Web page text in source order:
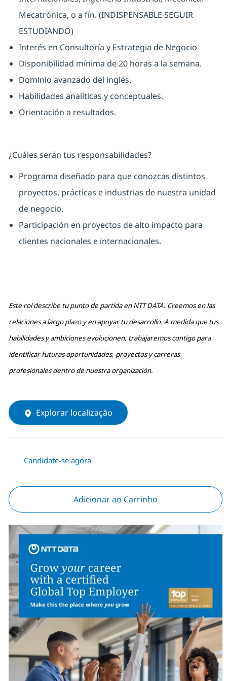
Mecatrónica, o a fín. (INDISPENSABLE SEGUIR
ESTUDIANDO)
Interés en Consultoría y Estrategia de Negocio
Disponibilidad mínima de 20 horas a la semana.
Dominio avanzado del inglés.
Habilidades analíticas y conceptuales.
Orientación a resultados.
¿Cuáles serán tus responsabilidades?
Programa diseñado para que conozcas distintos
proyectos, prácticas e industrias de nuestra unidad
de negocio.
Participación en proyectos de alto impacto para
clientes nacionales e internacionales.
Este rol describe tu punto de partida en NTT DATA. Creemos en las
relaciones a largo plazo y en apoyar tu desarrollo. A medida que tus
habilidades y ambiciones evolucionen, trabajaremos contigo para
identificar futuras oportunidades, proyectos y carreras
profesionales dentro de nuestra organización.
Explorar localização
Candidate-se agora
Adicionar ao Carrinho